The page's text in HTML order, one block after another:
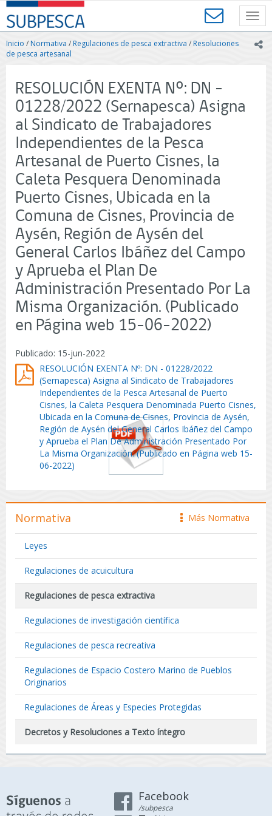
Contenido
principal
SUBPESCA
-
Subsecretaría
de
Acuicultura
-
Gobierno
de
Chile
Inicio /Normativa / Regulaciones de pesca extractiva / Resoluciones
de pesca artesanal
RESOLUCIÓN EXENTA Nº: DN -
01228/2022 (Sernapesca) Asigna
al Sindicato de Trabajadores
Independientes de la Pesca
Artesanal de Puerto Cisnes, la
Caleta Pesquera Denominada
Puerto Cisnes, Ubicada en la
Comuna de Cisnes, Provincia de
Aysén, Región de Aysén del
General Carlos Ibáñez del Campo
y Aprueba el Plan De
Administración Presentado Por La
Misma Organización. (Publicado
en Página web 15-06-2022)
Publicado: 15-jun-2022
RESOLUCIÓN EXENTA Nº: DN - 01228/2022
(Sernapesca) Asigna al Sindicato de Trabajadores
Independientes de la Pesca Artesanal de Puerto
Cisnes, la Caleta Pesquera Denominada Puerto Cisnes,
Ubicada en la Comuna de Cisnes, Provincia de Aysén,
Región de Aysén del General Carlos Ibáñez del Campo
y Aprueba el Plan De Administración Presentado Por
La Misma Organización. (Publicado en Página web 15-
06-2022)
icono
Más Normativa
Normativa
Leyes
Regulaciones de acuicultura
Regulaciones de pesca extractiva
Regulaciones de investigación científica
Regulaciones de pesca recreativa
Regulaciones de Espacio Costero Marino de Pueblos
Originarios
Regulaciones de Áreas y Especies Protegidas
Decretos y Resoluciones a Texto íntegro
Síguenos a
Facebook
/subpesca